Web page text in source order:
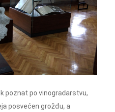
poznat po vinogradarstvu,
posvećen grožđu, a